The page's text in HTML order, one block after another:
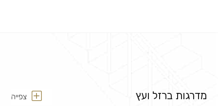
מדרגות ברזל ועץ צפייה